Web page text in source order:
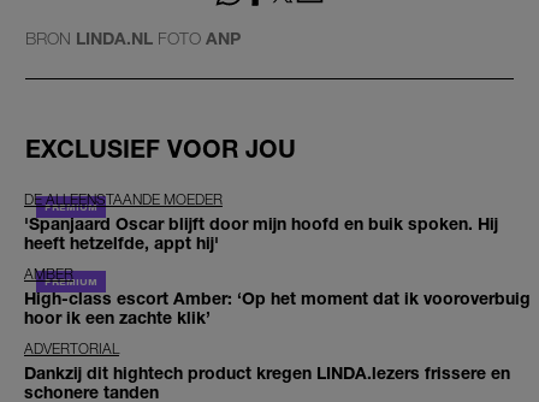
BRON LINDA.NL FOTO ANP
EXCLUSIEF VOOR JOU
DE ALLEENSTAANDE MOEDER
'Spanjaard Oscar blijft door mijn hoofd en buik spoken. Hij
heeft hetzelfde, appt hij'
AMBER
High-class escort Amber: ‘Op het moment dat ik vooroverbuig
hoor ik een zachte klik’
ADVERTORIAL
Dankzij dit hightech product kregen LINDA.lezers frissere en
schonere tanden